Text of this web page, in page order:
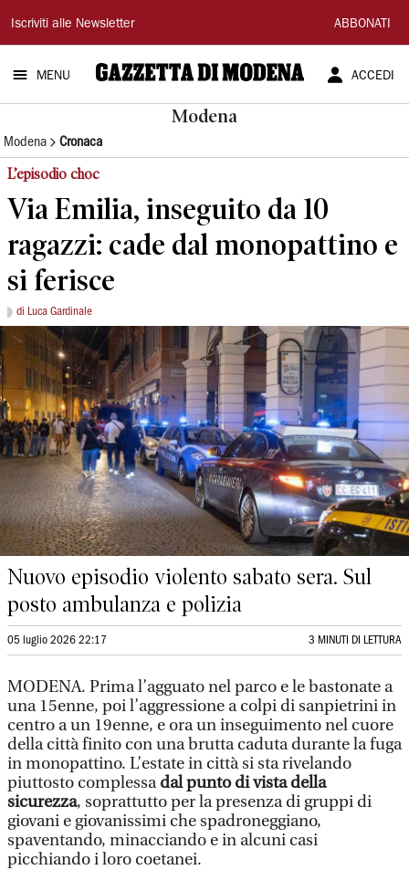
Gazzetta
di
Modena
Iscriviti alle Newsletter ABBONATI
MENU ACCEDI
Modena
Modena Cronaca
L’episodio choc
Via Emilia, inseguito da 10
ragazzi: cade dal monopattino e
si ferisce
di Luca Gardinale
Nuovo episodio violento sabato sera. Sul
posto ambulanza e polizia
05 luglio 2026 22:17 3 MINUTI DI LETTURA
MODENA. Prima l’agguato nel parco e le bastonate a
una 15enne, poi l’aggressione a colpi di sanpietrini in
centro a un 19enne, e ora un inseguimento nel cuore
della città finito con una brutta caduta durante la fuga
in monopattino. L’estate in città si sta rivelando
piuttosto complessadal punto di vista della
sicurezza, soprattutto per la presenza di gruppi di
giovani e giovanissimi che spadroneggiano,
spaventando, minacciando e in alcuni casi
picchiando i loro coetanei.